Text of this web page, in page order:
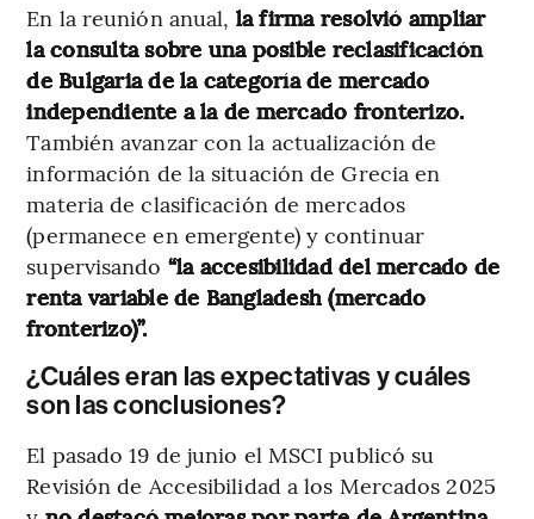
En la reunión anual, la firma resolvió ampliar
la consulta sobre una posible reclasificación
de Bulgaria de la categoría de mercado
independiente a la de mercado fronterizo.
También avanzar con la actualización de
información de la situación de Grecia en
materia de clasificación de mercados
(permanece en emergente) y continuar
supervisando “la accesibilidad del mercado de
renta variable de Bangladesh (mercado
fronterizo)”.
¿Cuáles eran las expectativas y cuáles
son las conclusiones?
El pasado 19 de junio el MSCI publicó su
Revisión de Accesibilidad a los Mercados 2025